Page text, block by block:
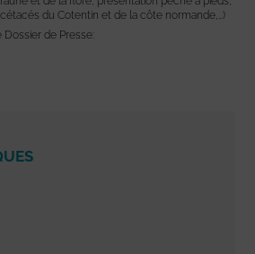
du Cotentin et de la côte normande,…)
Dossier de Presse: